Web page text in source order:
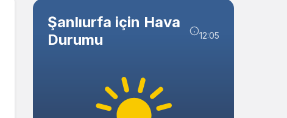
Şanlıurfa için Hava
Durumu
12:05